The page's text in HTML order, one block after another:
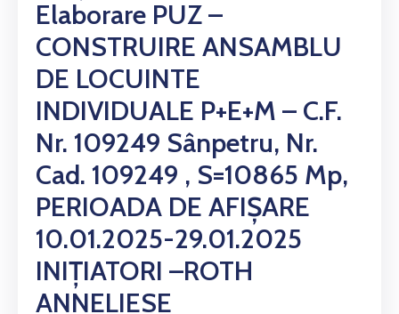
Elaborare PUZ –
CONSTRUIRE ANSAMBLU
DE LOCUINTE
INDIVIDUALE P+E+M – C.F.
Nr. 109249 Sânpetru, Nr.
Cad. 109249 , S=10865 Mp,
PERIOADA DE AFIȘARE
10.01.2025-29.01.2025
INIȚIATORI –ROTH
ANNELIESE